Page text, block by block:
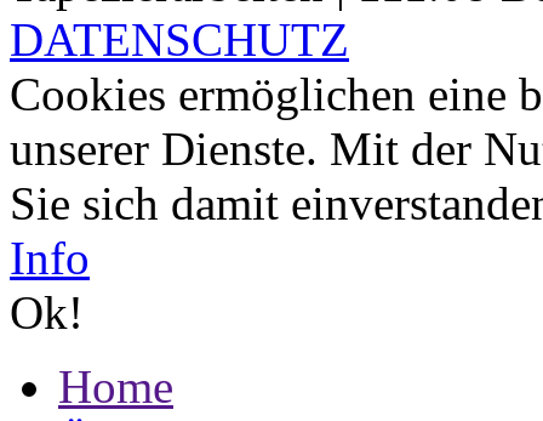
DATENSCHUTZ
Cookies ermöglichen eine
unserer Dienste. Mit der
Sie sich damit
Info
Ok!
Home